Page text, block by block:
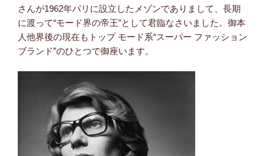
さんが1962年パリに設立したメゾンでありまして、長期
に渡って“モード界の帝王”として君臨なさいました。御本
人他界後の現在もトップ モード系“スーパー ファッション
ブランド”のひとつで御座います。